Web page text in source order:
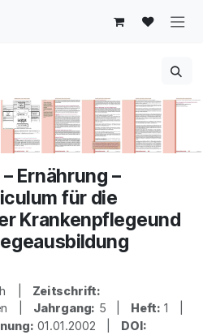
Ernährung –
für die
Krankenpflegeund
| Zeitschrift:
| Jahrgang: 5 | Heft: 1 |
01.01.2002 | DOI: